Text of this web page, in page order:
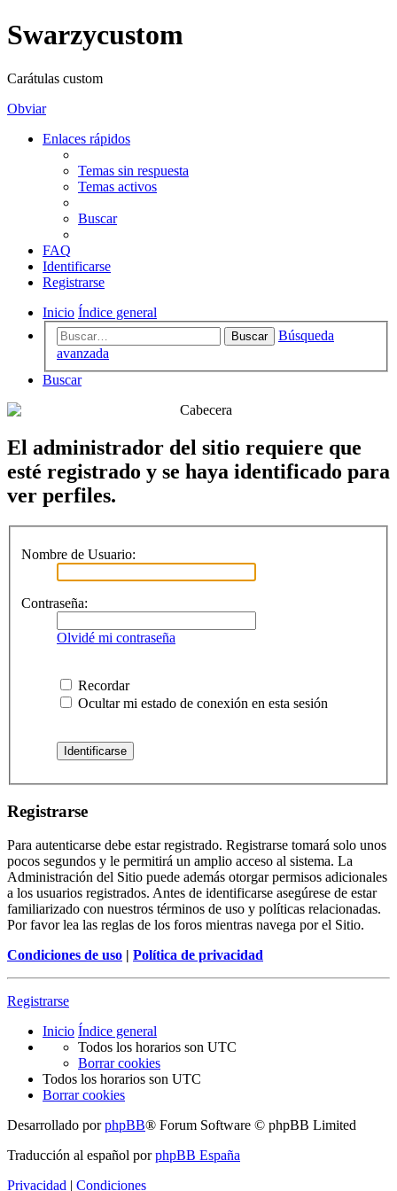
Swarzycustom
Carátulas custom
Obviar
Enlaces rápidos
Temas sin respuesta
Temas activos
Buscar
FAQ
Identificarse
Registrarse
Inicio Índice general
Buscar
Búsqueda
avanzada
Buscar
El administrador del sitio requiere que
esté registrado y se haya identificado para
ver perfiles.
Nombre de Usuario:
Contraseña:
Olvidé mi contraseña
Recordar
Ocultar mi estado de conexión en esta sesión
Registrarse
Para autenticarse debe estar registrado. Registrarse tomará solo unos
pocos segundos y le permitirá un amplio acceso al sistema. La
Administración del Sitio puede además otorgar permisos adicionales
a los usuarios registrados. Antes de identificarse asegúrese de estar
familiarizado con nuestros términos de uso y políticas relacionadas.
Por favor lea las reglas de los foros mientras navega por el Sitio.
Condiciones de uso | Política de privacidad
Registrarse
Inicio Índice general
Todos los horarios son UTC
Borrar cookies
Todos los horarios son UTC
Borrar cookies
Desarrollado porphpBB® Forum Software © phpBB Limited
Traducción al español porphpBB España
Privacidad | Condiciones